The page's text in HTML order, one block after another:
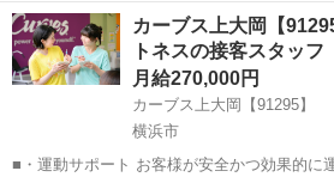
の使い方をアドバイスします。運動が初めて
どなので、難しい指導はありません。「今日
ょう！」といったお声がけをしながら、...
神奈川 横浜市 その他
カーブス上大岡【
トネスの接客スタッ
月給270,000円
カーブス上大岡【91295】
横浜市
■・運動サポート お客様が安全かつ効果的に